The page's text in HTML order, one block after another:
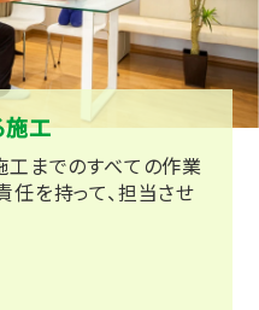
施工
工までのすべての作業
を持って、担当させ